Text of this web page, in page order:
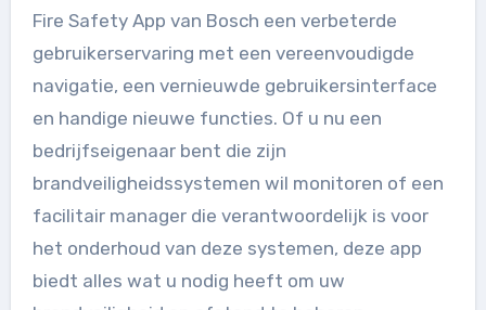
Fire Safety App van Bosch een verbeterde
gebruikerservaring met een vereenvoudigde
navigatie, een vernieuwde gebruikersinterface
en handige nieuwe functies. Of u nu een
bedrijfseigenaar bent die zijn
brandveiligheidssystemen wil monitoren of een
facilitair manager die verantwoordelijk is voor
het onderhoud van deze systemen, deze app
biedt alles wat u nodig heeft om uw